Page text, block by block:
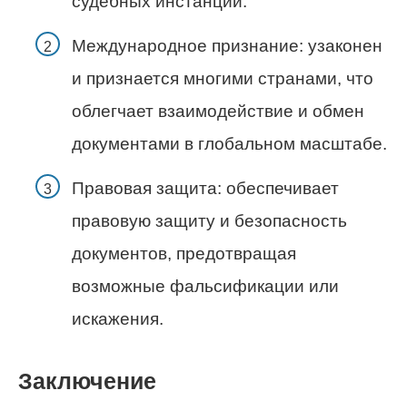
Международное признание: узаконен
и признается многими странами, что
облегчает взаимодействие и обмен
документами в глобальном масштабе.
Правовая защита: обеспечивает
правовую защиту и безопасность
документов, предотвращая
возможные фальсификации или
искажения.
Заключение